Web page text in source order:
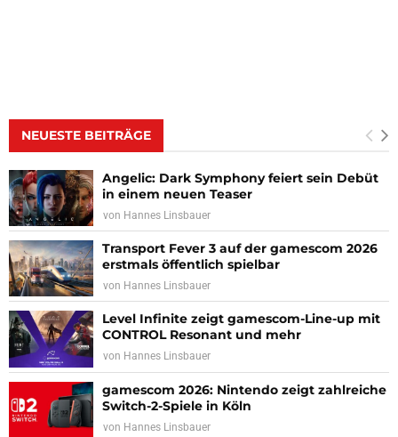
NEUESTE BEITRÄGE
Angelic: Dark Symphony feiert sein Debüt
in einem neuen Teaser
von Hannes Linsbauer
Transport Fever 3 auf der gamescom 2026
erstmals öffentlich spielbar
von Hannes Linsbauer
Level Infinite zeigt gamescom-Line-up mit
CONTROL Resonant und mehr
von Hannes Linsbauer
gamescom 2026: Nintendo zeigt zahlreiche
Switch-2-Spiele in Köln
von Hannes Linsbauer